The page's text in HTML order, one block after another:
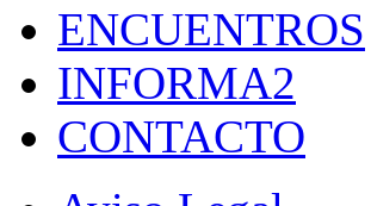
ENCUENTROS
INFORMA2
CONTACTO